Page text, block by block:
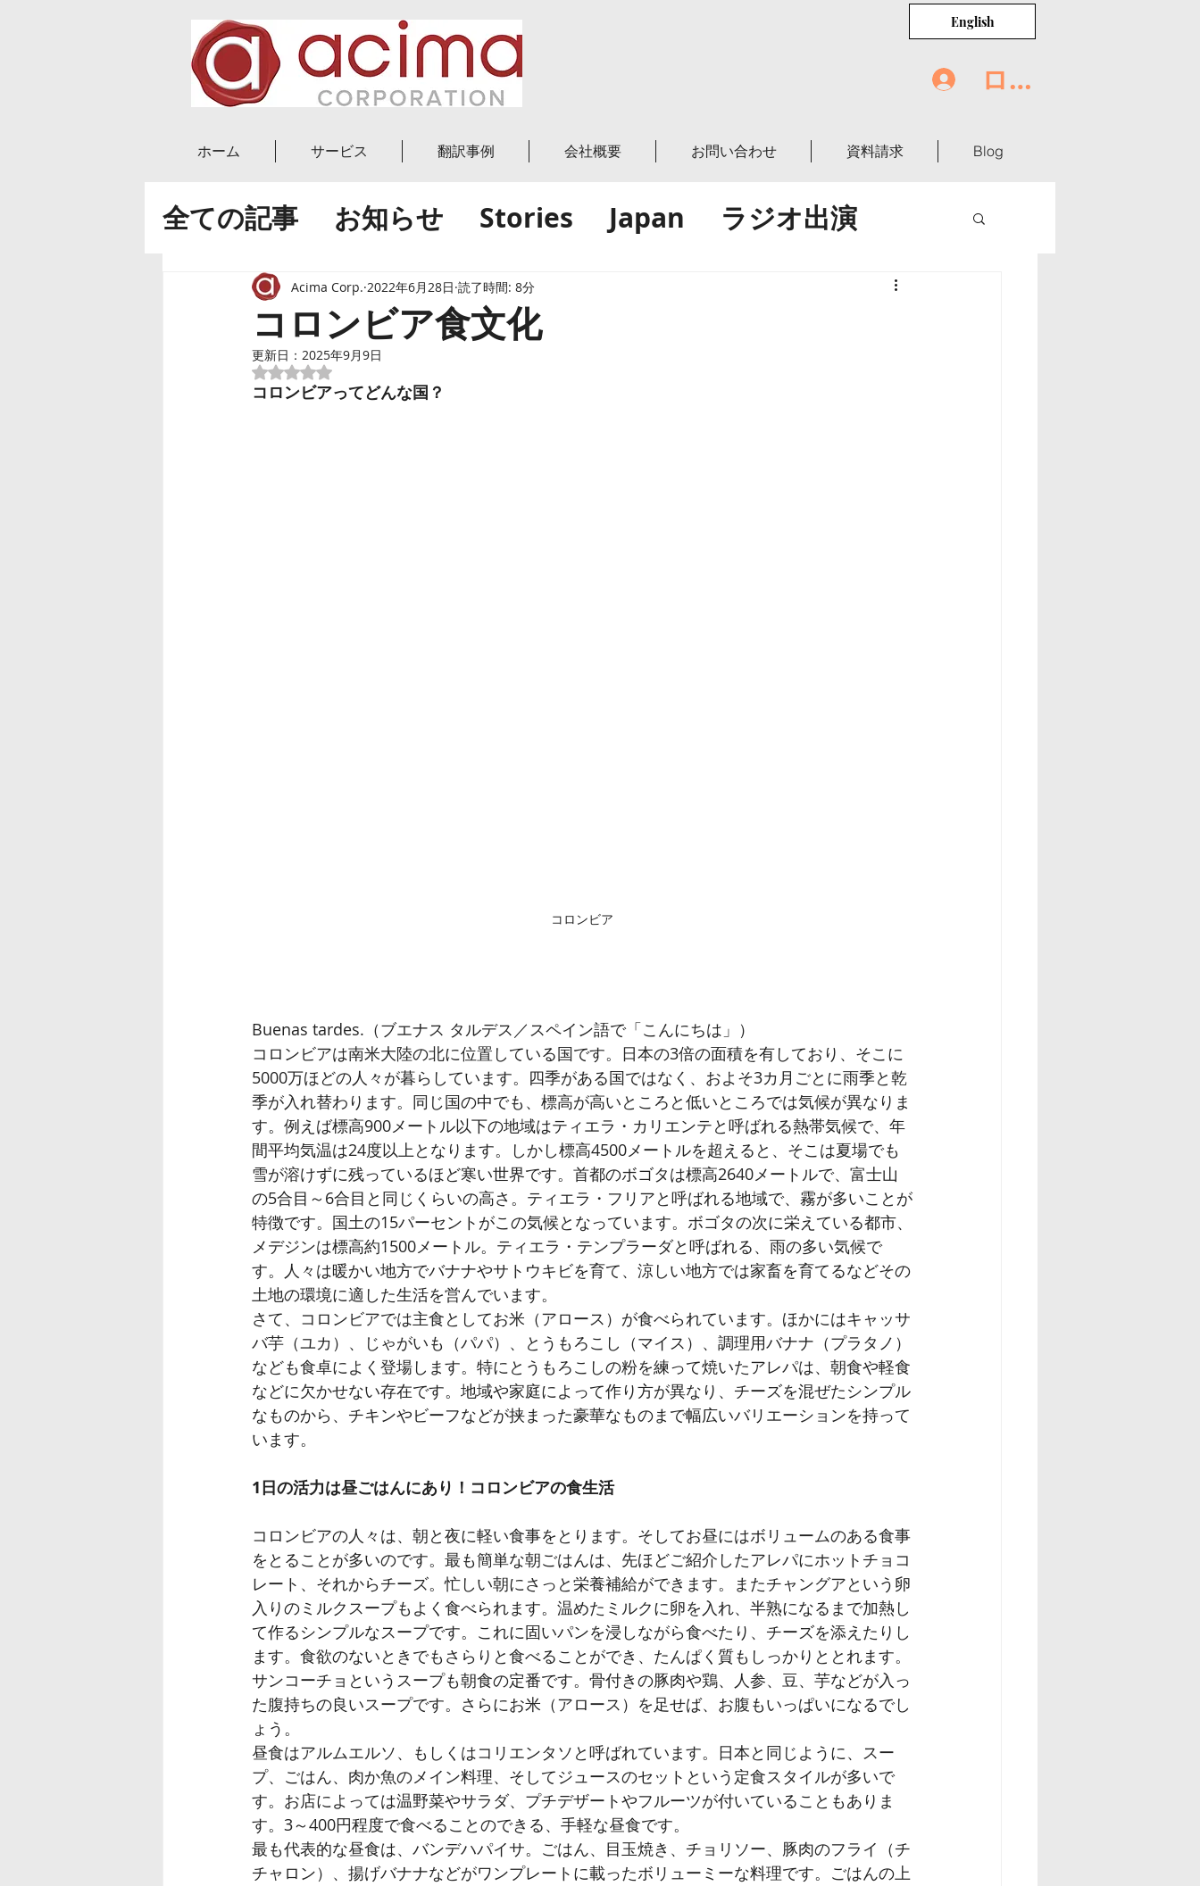
English
ログイン
ホーム サービス 翻訳事例 会社概要 お問い合わせ 資料請求 Blog
全ての記事 お知らせ Stories Japan
ラジオ出演
ニュース
ブログ投稿 World
世界の食卓
副業・起業
実績
コロンビア食文化
Acima Corp. 2022年6月28日 読了時間: 8分
更新日： 2025年9月9日
5つ星のうちNaNと評価されています。
コロンビアってどんな国？
コロンビア
Buenas tardes.（ブエナス タルデス／スペイン語で「こんにちは」）
コロンビアは南米大陸の北に位置している国です。日本の3倍の面積を有しており、そこに
5000万ほどの人々が暮らしています。四季がある国ではなく、およそ3カ月ごとに雨季と乾
季が入れ替わります。同じ国の中でも、標高が高いところと低いところでは気候が異なりま
す。例えば標高900メートル以下の地域はティエラ・カリエンテと呼ばれる熱帯気候で、年
間平均気温は24度以上となります。しかし標高4500メートルを超えると、そこは夏場でも
雪が溶けずに残っているほど寒い世界です。首都のボゴタは標高2640メートルで、富士山
の5合目～6合目と同じくらいの高さ。ティエラ・フリアと呼ばれる地域で、霧が多いことが
特徴です。国土の15パーセントがこの気候となっています。ボゴタの次に栄えている都市、
メデジンは標高約1500メートル。ティエラ・テンプラーダと呼ばれる、雨の多い気候で
す。人々は暖かい地方でバナナやサトウキビを育て、涼しい地方では家畜を育てるなどその
土地の環境に適した生活を営んでいます。
さて、コロンビアでは主食としてお米（アロース）が食べられています。ほかにはキャッサ
バ芋（ユカ）、じゃがいも（パパ）、とうもろこし（マイス）、調理用バナナ（プラタノ）
なども食卓によく登場します。特にとうもろこしの粉を練って焼いたアレパは、朝食や軽食
などに欠かせない存在です。地域や家庭によって作り方が異なり、チーズを混ぜたシンプル
なものから、チキンやビーフなどが挟まった豪華なものまで幅広いバリエーションを持って
います。
1日の活力は昼ごはんにあり！コロンビアの食生活
コロンビアの人々は、朝と夜に軽い食事をとります。そしてお昼にはボリュームのある食事
をとることが多いのです。最も簡単な朝ごはんは、先ほどご紹介したアレパにホットチョコ
レート、それからチーズ。忙しい朝にさっと栄養補給ができます。またチャングアという卵
入りのミルクスープもよく食べられます。温めたミルクに卵を入れ、半熟になるまで加熱し
て作るシンプルなスープです。これに固いパンを浸しながら食べたり、チーズを添えたりし
ます。食欲のないときでもさらりと食べることができ、たんぱく質もしっかりととれます。
サンコーチョというスープも朝食の定番です。骨付きの豚肉や鶏、人参、豆、芋などが入っ
た腹持ちの良いスープです。さらにお米（アロース）を足せば、お腹もいっぱいになるでし
ょう。
昼食はアルムエルソ、もしくはコリエンタソと呼ばれています。日本と同じように、スー
プ、ごはん、肉か魚のメイン料理、そしてジュースのセットという定食スタイルが多いで
す。お店によっては温野菜やサラダ、プチデザートやフルーツが付いていることもありま
す。3～400円程度で食べることのできる、手軽な昼食です。
最も代表的な昼食は、バンデハパイサ。ごはん、目玉焼き、チョリソー、豚肉のフライ（チ
チャロン）、揚げバナナなどがワンプレートに載ったボリューミーな料理です。ごはんの上